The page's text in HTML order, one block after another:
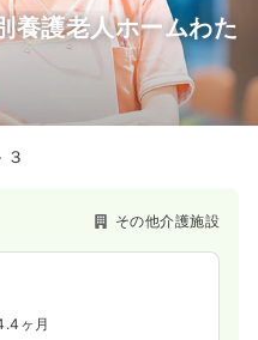
養護老人ホームわた
その他介護施設
ヶ月